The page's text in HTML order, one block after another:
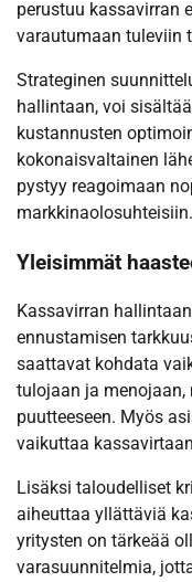
perustuu kassavirran
varautumaan tuleviin
Strateginen
hallintaan, voi
kustannusten
kokonaisvaltainen
pystyy reagoimaan
markkinaolosuhteisiin.
Yleisimmät
Kassavirran
ennustamisen
saattavat kohdata
tulojaan ja
puutteeseen. Myös
vaikuttaa
Lisäksi taloudelliset
aiheuttaa yllättäviä
yritysten on tärkeää
varasuunnitelmia,